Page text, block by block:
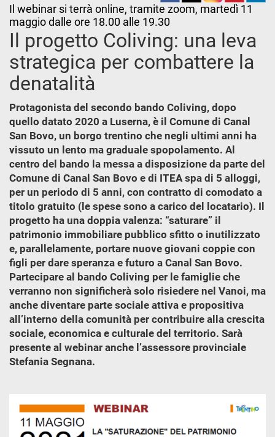
Il webinar si terrà online, tramite zoom, martedì 11
maggio dalle ore 18.00 alle 19.30
Il progetto Coliving: una leva
strategica per combattere la
denatalità
Protagonista del secondo bando Coliving, dopo
quello datato 2020 a Luserna, è il Comune di Canal
San Bovo, un borgo trentino che negli ultimi anni ha
vissuto un lento ma graduale spopolamento. Al
centro del bando la messa a disposizione da parte del
Comune di Canal San Bovo e di ITEA spa di 5 alloggi,
per un periodo di 5 anni, con contratto di comodato a
titolo gratuito (le spese sono a carico del locatario). Il
progetto ha una doppia valenza: “saturare” il
patrimonio immobiliare pubblico sfitto o inutilizzato
e, parallelamente, portare nuove giovani coppie con
figli per dare speranza e futuro a Canal San Bovo.
Partecipare al bando Coliving per le famiglie che
verranno non significherà solo risiedere nel Vanoi, ma
anche diventare parte sociale attiva e propositiva
all’interno della comunità per contribuire alla crescita
sociale, economica e culturale del territorio. Sarà
presente al webinar anche l’assessore provinciale
Stefania Segnana.